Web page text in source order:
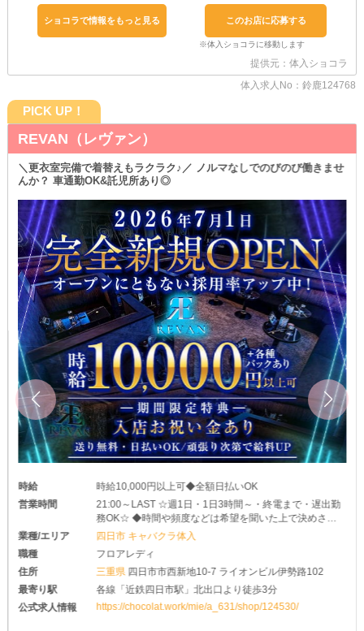
学校や出先から、そのままお店に来れるのも嬉しいポイントです♪
▶ノンストレスをお約束
接客の際の余計な負担になりがちな《ノルマ》を設けていません！
数字を気にしながら働くのは、ただただツラいだけです…。
ご応募はいつでも受付中です。
お試しバイトは納得いくまで《複数回》OK！
ぜひお気軽にご連絡ください◎
ショコラで情報をもっと見る このお店に応募する
提供元：体入ショコラ
体入求人No：鈴鹿124768
PICK UP！
REVAN（レヴァン）
＼更衣室完備で着替えもラクラク♪／ ノルマなしでのびのび働きませ
んか？ 車通勤OK&託児所あり◎
時給
時給10,000円以上可◆全額日払いOK
営業時間
21:00～LAST ☆週1日・1日3時間～・終電まで・遅出勤
務OK☆ ◆時間や頻度などは希望を聞いた上で決めさせ
て頂きます♪ ◆レギュラー出勤ももちろんOKです
業種/エリア
四日市 キャバクラ体入
職種
フロアレディ
住所
三重県 四日市市西新地10-7 ライオンビル伊勢路102
最寄り駅
各線「近鉄四日市駅」北出口より徒歩3分
公式求人情報
https://chocolat.work/mie/a_631/shop/124530/